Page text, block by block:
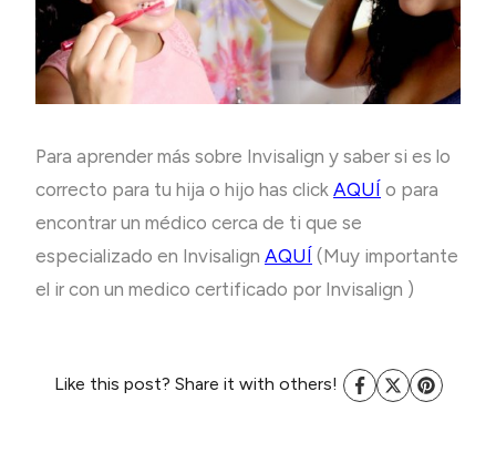
Para aprender más sobre Invisalign y saber si es lo
correcto para tu hija o hijo has click AQUÍ o para
encontrar un médico cerca de ti que se
especializado en Invisalign AQUÍ (Muy importante
el ir con un medico certificado por Invisalign )
Like this post? Share it with others!